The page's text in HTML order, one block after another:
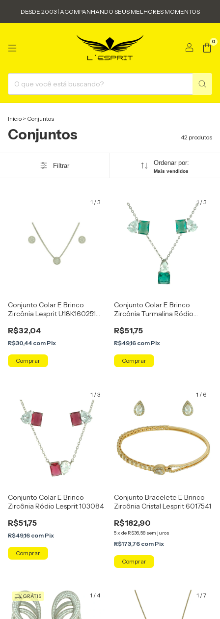
DESDE 2003 | ACOMPANHANDO SEUS MELHORES MOMENTOS
0
Início > Conjuntos
Conjuntos 42 produtos
Filtrar Ordenar por:
Mais vendidos
1 /3
Conjunto Colar E Brinco
Zircônia Lesprit U18K160251
R$32,04
R$30,44 com Pix
1 /3
Conjunto Colar E Brinco
Zircônia Turmalina Ródio
R$51,75
R$49,16 com Pix
1 /3
Conjunto Colar E Brinco
Zircônia Ródio Lesprit 103084
R$51,75
R$49,16 com Pix
1 / 6
Conjunto Bracelete E Brinco
Zircônia Cristal Lesprit 6017541
R$182,90
5x de R$36,58 sem juros
R$173,76 com Pix
Comprar
1 /4
GRÁTIS 1 /7